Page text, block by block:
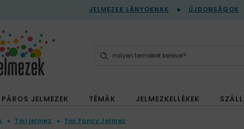
JELMEZEK LÁNYOKNAK ÚJDONSÁGOK
PÁROS JELMEZEK TÉMÁK JELMEZKELLÉKEK
Tini jelmez Tini Fancy Jelmez